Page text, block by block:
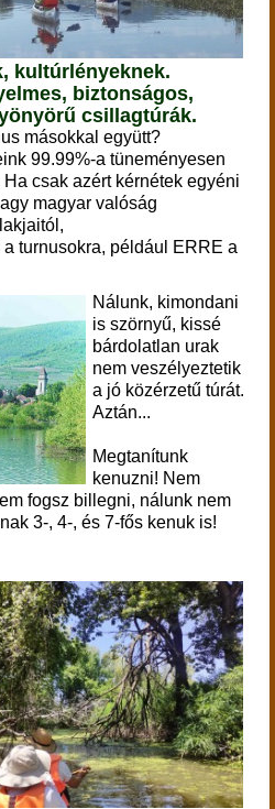
kultúrlényeknek.
biztonságos,
csillagtúrák.
másokkal együtt?
99.99%-a tüneményesen
Ha csak azért kérnétek egyéni
magyar valóság
turnusokra, például ERRE a
Nálunk, kimondani
is szörnyű, kissé
bárdolatlan urak
nem veszélyeztetik
a jó közérzetű túrát.
Aztán...
Megtanítunk
kenuzni! Nem
fogsz billegni, nálunk nem
3-, 4-, és 7-fős kenuk is!